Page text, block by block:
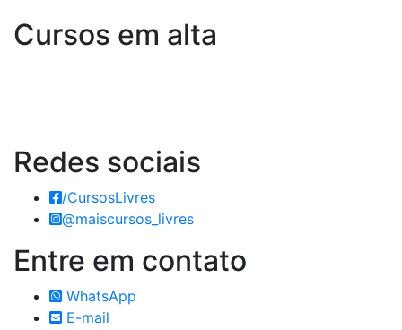
Cursos em alta
Redes sociais
/CursosLivres
@maiscursos_livres
Entre em contato
WhatsApp
E-mail